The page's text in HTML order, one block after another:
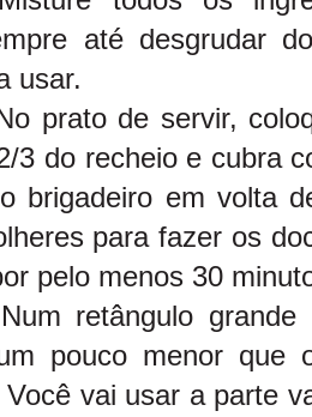
até desgrudar
usar.
prato de servir,
3 do recheio e cubra
brigadeiro em volta
para fazer os
pelo menos 30
Num retângulo
pouco menor que
vai usar a parte